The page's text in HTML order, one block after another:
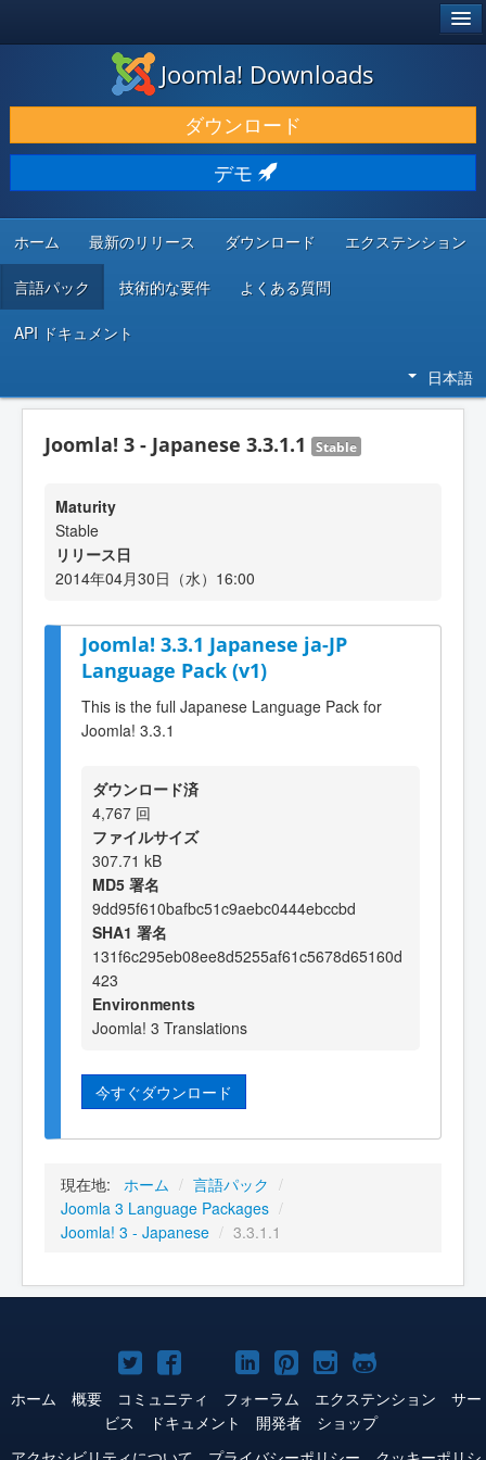
ダウンロードと機能拡張
発見と学び
コミュニティとサポート
開発者向けリソース
Joomla! Downloads
ダウンロード
デモ
ホーム 最新のリリース ダウンロード エクステンション
言語パック 技術的な要件 よくある質問
API ドキュメント
日本語
Joomla! 3 - Japanese 3.3.1.1 Stable
Maturity
Stable
リリース日
2014年04月30日（水）16:00
Joomla! 3.3.1 Japanese ja-JP
Language Pack (v1)
This is the full Japanese Language Pack for
Joomla! 3.3.1
ダウンロード済
4,767 回
ファイルサイズ
307.71 kB
MD5 署名
9dd95f610bafbc51c9aebc0444ebccbd
SHA1 署名
131f6c295eb08ee8d5255af61c5678d65160d
423
Environments
Joomla! 3 Translations
今すぐダウンロード
現在地: ホーム / 言語パック /
Joomla 3 Language Packages /
Joomla! 3 - Japanese / 3.3.1.1
Joomla!
Twitter
Joomla!
Facebook
Joomla!
YouTube
Joomla!
LinkedIn
Joomla!
Pinterest
Joomla!
Instagram
Joomla!
GitHub
ホーム 概要 コミュニティ フォーラム エクステンション
サー
ビス
ドキュメント 開発者
ショップ